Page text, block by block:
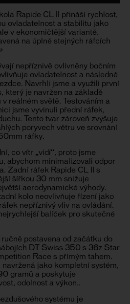
Rapide CL II přináší rychlost,
ovladatelnost a stabilitu jako
v ekonomičtější variantě.
na úplně stejných ráfcích
nepříznivě ovlivněny bočním
ovladatelnost a následně
Navrhli jsme a využili první
který je navržen na základě
reálném světě. Testováním a
jsme vyvinuli přední ráfek,
Tento tvar zároveň zvyšuje
poryvech větru ve srovnání
ráfky.
co vítr „vidí“, proto jsme
abychom minimalizovali odpor
Zadní ráfek Rapide CL II s
šířkou 30 mm snižuje
aerodynamické výhody.
kolo neovlivňuje řízení jako
nepříznivý vliv na ovládání.
balíček pro skutečné
postavena od začátku do
DT Swiss 350 s 36z Star
Race s přímým tahem.
jako kompletní systém,
gramů a poskytuje
odolnost a výkon..
systému je